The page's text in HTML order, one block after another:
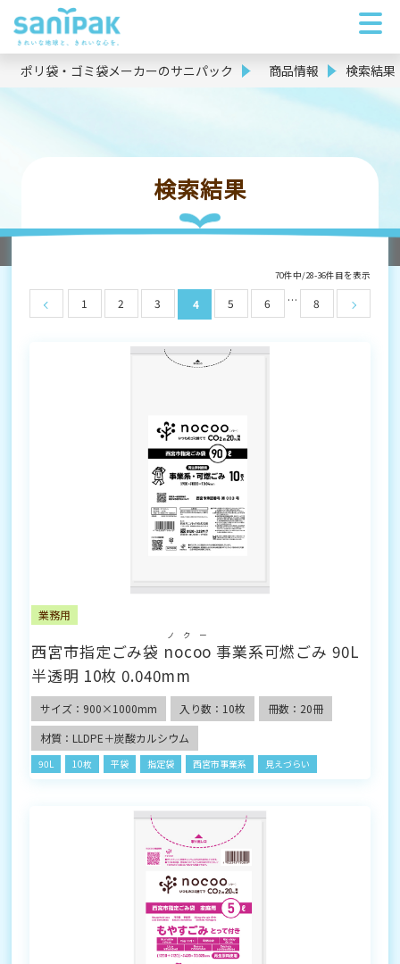
ポリ袋・ゴミ袋メーカーのサニパック 商品情報 検索結果
検索結果
70件中/28-36件目を表示
1 2 3 4 5 6 … 8
業務用
西宮市指定ごみ袋 nocoo
ノクー
事業系可燃ごみ 90L
半透明 10枚 0.040mm
サイズ：900×1000mm 入り数：10枚
冊数：20冊
材質：LLDPE＋炭酸カルシウム
90L 10枚 平袋 指定袋 西宮市事業系 見えづらい